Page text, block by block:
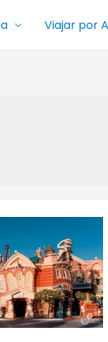
Viajar por